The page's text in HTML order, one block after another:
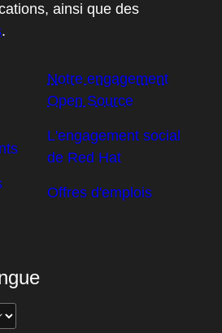
ainsi que des
.
Notre engagement
Open Source
L'engagement social
de Red Hat
Offres d'emplois